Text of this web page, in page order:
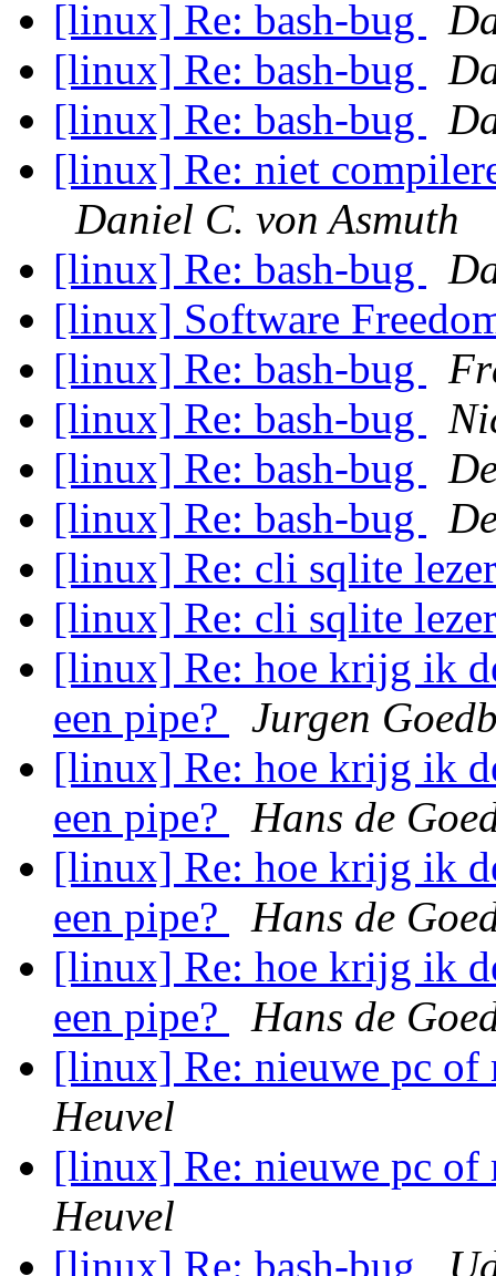
[linux] Re: bash-bug
[linux] Re: bash-bug
[linux] Re: bash-bug
[linux] Re: niet
Daniel C. von Asmuth
[linux] Re: bash-bug
[linux] Software
[linux] Re: bash-bug
[linux] Re: bash-bug
[linux] Re: bash-bug
[linux] Re: bash-bug
[linux] Re: cli sqlite
[linux] Re: cli sqlite
[linux] Re: hoe krijg ik
een pipe?
Jurgen
[linux] Re: hoe krijg ik
een pipe?
Hans de
[linux] Re: hoe krijg ik
een pipe?
Hans de
[linux] Re: hoe krijg ik
een pipe?
Hans de
[linux] Re: nieuwe pc of
Heuvel
[linux] Re: nieuwe pc of
Heuvel
[linux] Re: bash-bug